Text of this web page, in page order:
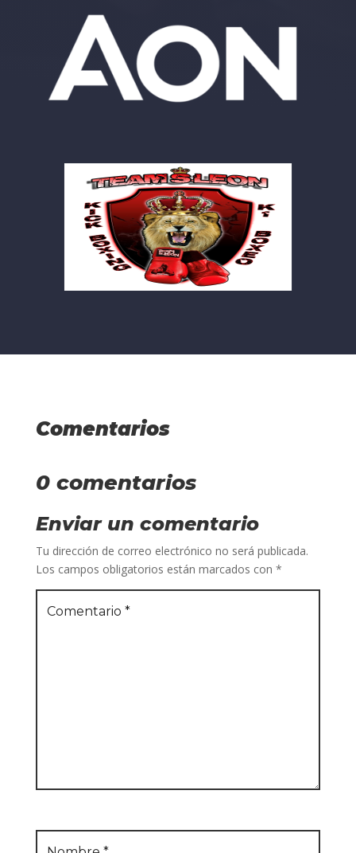
Comentarios
0 comentarios
Enviar un comentario
Tu dirección de correo electrónico no será publicada.
Los campos obligatorios están marcados con *